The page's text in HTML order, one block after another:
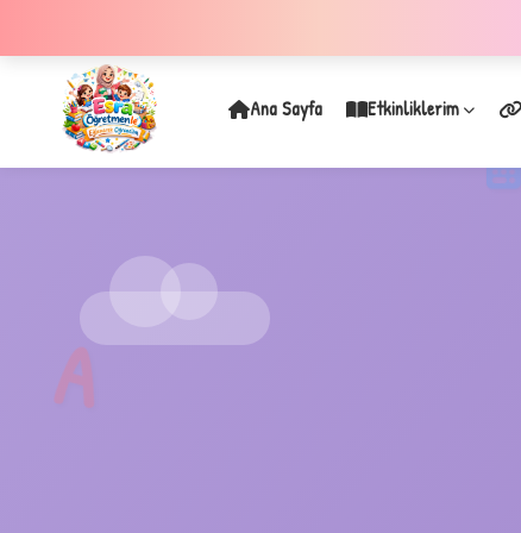
A
Ana Sayfa Etkinliklerim
A